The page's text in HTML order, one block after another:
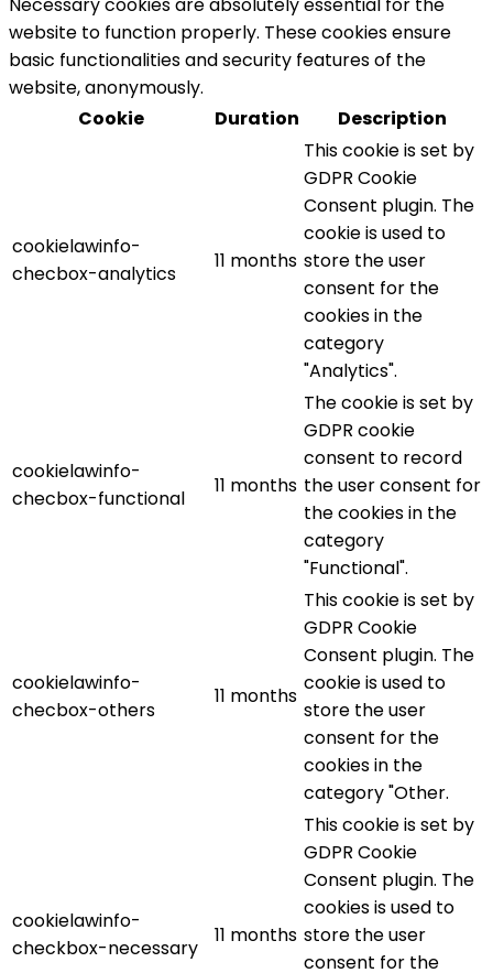
website to function properly. These cookies ensure
basic functionalities and security features of the
website, anonymously.
Cookie
Duration Description
cookielawinfo-
checbox-analytics
11 months
This cookie is set by
GDPR Cookie
Consent plugin. The
cookie is used to
store the user
consent for the
cookies in the
category
"Analytics".
cookielawinfo-
checbox-functional
11 months
The cookie is set by
GDPR cookie
consent to record
the user consent for
the cookies in the
category
"Functional".
cookielawinfo-
checbox-others
11 months
This cookie is set by
GDPR Cookie
Consent plugin. The
cookie is used to
store the user
consent for the
cookies in the
category "Other.
cookielawinfo-
checkbox-necessary
11 months
This cookie is set by
GDPR Cookie
Consent plugin. The
cookies is used to
store the user
consent for the